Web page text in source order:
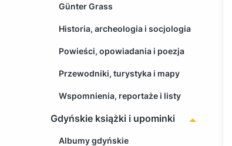
Günter Grass
Historia, archeologia i socjologia
Powieści, opowiadania i poezja
Przewodniki, turystyka i mapy
Wspomnienia, reportaże i listy
Gdyńskie książki i upominki
Albumy gdyńskie